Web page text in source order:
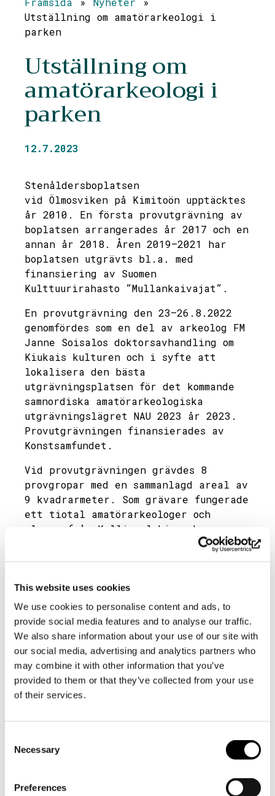
This website uses cookies
We use cookies to personalise content and ads, to
provide social media features and to analyse our traffic.
We also share information about your use of our site with
our social media, advertising and analytics partners who
may combine it with other information that you’ve
provided to them or that they’ve collected from your use
of their services.
Selection
Necessary
Preferences
Utställning om amatörarkeologi i
parken
Dela
Utställning om
amatörarkeologi i
parken
12.7.2023
Stenåldersboplatsen
vid Ölmosviken på Kimitoön upptäcktes
år 2010. En första provutgrävning av
boplatsen arrangerades år 2017 och en
annan år 2018. Åren 2019–2021 har
boplatsen utgrävts bl.a. med
finansiering av Suomen
Kulttuurirahasto ”Mullankaivajat”.
En provutgrävning den 23–26.8.2022
genomfördes som en del av arkeolog FM
Janne Soisalos doktorsavhandling om
Kiukais kulturen och i syfte att
lokalisera den bästa
utgrävningsplatsen för det kommande
samnordiska amatörarkeologiska
utgrävningslägret NAU 2023 år 2023.
Provutgrävningen finansierades av
Konstsamfundet.
Vid provutgrävningen grävdes 8
provgropar med en sammanlagd areal av
9 kvadrarmeter. Som grävare fungerade
ett tiotal amatörarkeologer och
elever från Kallion lukio och
utgrävningen framme i parken för alla
Du hittar presentationen till vänster
utanför huvudbyggnaden som inhyser
Söderlångviks museum, granne med
mångfaldsplanteringen. Välkommen att
ta en titt!